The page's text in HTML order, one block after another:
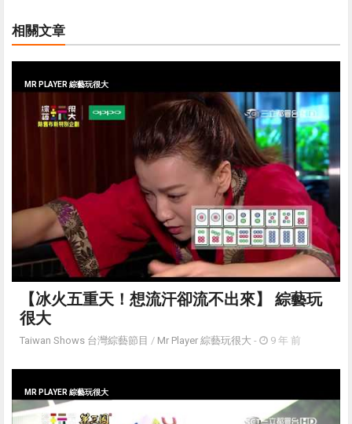
相關文章
MR PLAYER 綜藝玩很大
【冰火五重天！想流汗卻流不出來】 綜藝玩
很大
Taiwan Shows 台灣綜藝節目 / Mr Player 綜藝玩很大 - 9 年 前
MR PLAYER 綜藝玩很大